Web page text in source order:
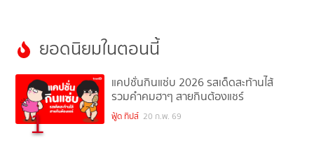
ยอดนิยมในตอนนี้
1
แคปชั่นกินแซ่บ 2026 รสเด็ดสะท้านไส้
รวมคำคมฮาๆ สายกินต้องแชร์
ฟู้ด ทิปส์ 20 ก.พ. 69